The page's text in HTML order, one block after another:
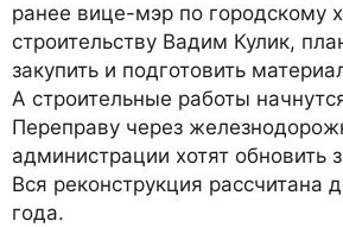
ранее вице-мэр по городскому
строительству Вадим Кулик,
закупить и подготовить
А строительные работы
Переправу через
администрации хотят обновить
Вся реконструкция рассчитана
года.